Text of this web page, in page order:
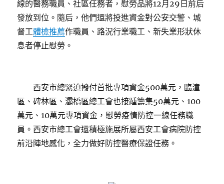
線的醫務職員、社區任務者，慰勞品將12月29日前后
發放到位。隨后，他們還將投進資金對公安交警、城
督工體檢推薦作職員、路況行業職工、新失業形狀休
息者停止慰勞。
西安市總緊迫撥付首批專項資金500萬元，臨潼
區、碑林區、灞橋區總工會也接踵籌集50萬元、100
萬元、10萬元專項資金，慰勞疫情防控一線任務職
員。西安市總工會還積極施展所屬西安工會病院防控
前沿陣地感化，全力做好防控醫療保證任務。